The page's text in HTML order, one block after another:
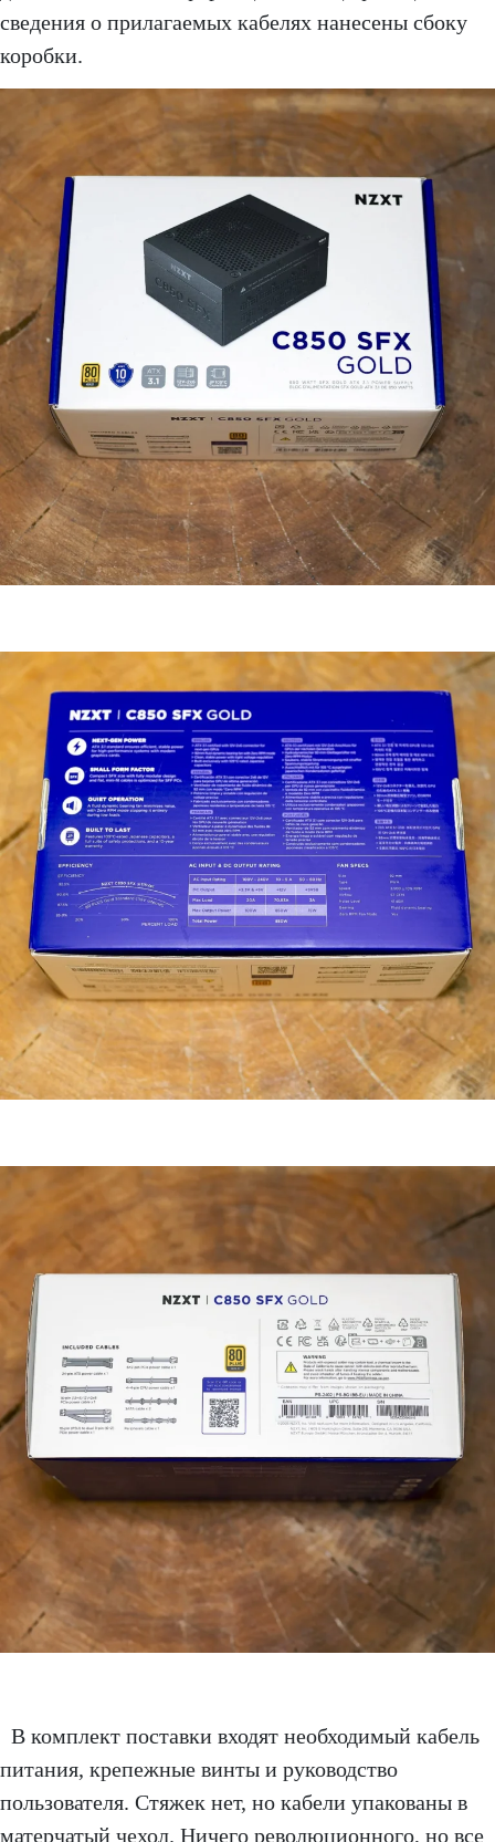
сведения о прилагаемых кабелях нанесены сбоку
коробки.
В комплект поставки входят необходимый кабель
питания, крепежные винты и руководство
пользователя. Стяжек нет, но кабели упакованы в
матерчатый чехол. Ничего революционного, но все